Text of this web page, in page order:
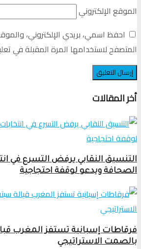
الموقع الإلكتروني
احفظ اسمي، بريدي الإلكتروني،
المتصفح لاستخدامها المرة المقبلة في
أخر المقالات
التنسيق النقابي يرفض التسرع في
الصحافة ويدعو لوقفة احتجاجية
فرقاطات إسبانية تستفز المغرب
بالصمت الاستراتيجي